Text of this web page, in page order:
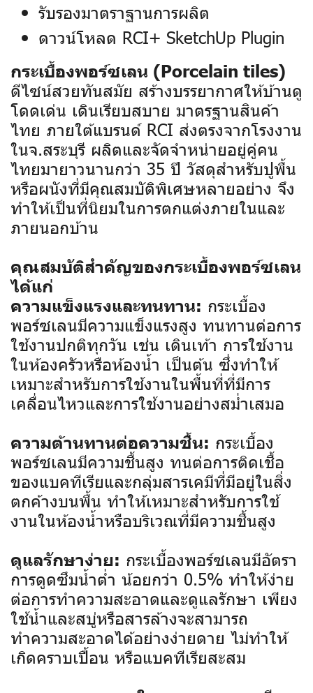
รับรองมาตราฐานการผลิต
ดาวน์โหลด RCI+ SketchUp Plugin
กระเบื้องพอร์ซเลน (Porcelain tiles)
ดีไซน์สวยทันสมัย สร้างบรรยากาศให้บ้านดู
โดดเด่น เดินเรียบสบาย มาตรฐานสินค้า
ไทย ภายใต้แบรนด์ RCI ส่งตรงจากโรงงาน
ในจ.สระบุรี ผลิตและจัดจำหน่ายอยู่คู่คน
ไทยมายาวนานกว่า 35 ปี วัสดุสำหรับปูพื้น
หรือผนังที่มีคุณสมบัติพิเศษหลายอย่าง จึง
ทำให้เป็นที่นิยมในการตกแต่งภายในและ
ภายนอกบ้าน
คุณสมบัติสำคัญของกระเบื้องพอร์ซเลน
ได้แก่
ความแข็งแรงและทนทาน: กระเบื้อง
พอร์ซเลนมีความแข็งแรงสูง ทนทานต่อการ
ใช้งานปกติทุกวัน เช่น เดินเท้า การใช้งาน
ในห้องครัวหรือห้องน้ำ เป็นต้น ซึ่งทำให้
เหมาะสำหรับการใช้งานในพื้นที่ที่มีการ
เคลื่อนไหวและการใช้งานอย่างสม่ำเสมอ
ความต้านทานต่อความชื้น: กระเบื้อง
พอร์ซเลนมีความชื้นสูง ทนต่อการติดเชื้อ
ของแบคทีเรียและกลุ่มสารเคมีที่มีอยู่ในสิ่ง
ตกค้างบนพื้น ทำให้เหมาะสำหรับการใช้
งานในห้องน้ำหรือบริเวณที่มีความชื้นสูง
ดูแลรักษาง่าย: กระเบื้องพอร์ซเลนมีอัตรา
การดูดซึมน้ำต่ำ น้อยกว่า 0.5% ทำให้ง่าย
ต่อการทำความสะอาดและดูแลรักษา เพียง
ใช้น้ำและสบู่หรือสารล้างจะสามารถ
ทำความสะอาดได้อย่างง่ายดาย ไม่ทำให้
เกิดคราบเปื้อน หรือแบคทีเรียสะสม